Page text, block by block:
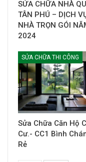
SỬA CHỮA NHÀ
TÂN PHÚ – DỊCH
NHÀ TRỌN GÓI
2024
SỬA CHỮA THI CÔNG
Sửa Chữa Căn Hộ
Cư.- CC1 Bình
Rẻ